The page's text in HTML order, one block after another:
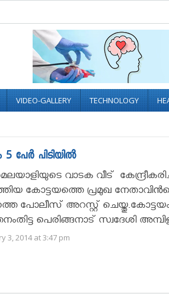
VIDEO-GALLERY TECHNOLOGY
പേർ പിടിയിൽ
വാടക വീട്
കോട്ടയത്തെ പ്രമുഖ
പോലീസ്‌ അറസ്റ്റ്‌ ചെയ്തു.കോട്ടയം
പെരിങ്ങനാട് സ്വദേശി
3, 2014 at 3:47 pm